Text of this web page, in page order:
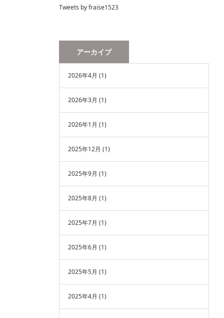
Tweets by fraise1523
アーカイブ
2026年4月 (1)
2026年3月 (1)
2026年1月 (1)
2025年12月 (1)
2025年9月 (1)
2025年8月 (1)
2025年7月 (1)
2025年6月 (1)
2025年5月 (1)
2025年4月 (1)